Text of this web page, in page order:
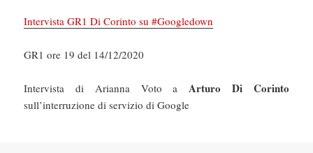
Intervista GR1 Di Corinto su #Googledown
GR1 ore 19 del 14/12/2020
Intervista di Arianna Voto aArturo Di Corinto
sull’interruzione di servizio di Google